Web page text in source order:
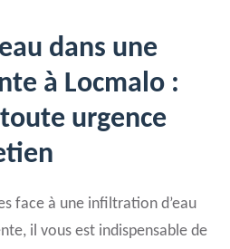
dans une
à Locmalo :
urgence
face à une infiltration d’eau
il vous est indispensable de